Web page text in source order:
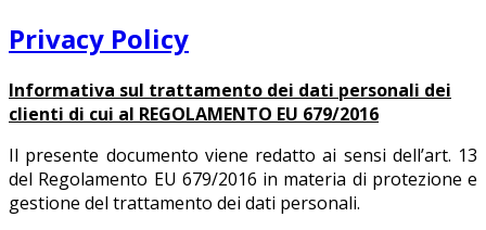
Privacy Policy
Informativa sul trattamento dei dati personali dei
clienti di cui al REGOLAMENTO EU 679/2016
Il presente documento viene redatto ai sensi dell’art. 13
del Regolamento EU 679/2016 in materia di protezione e
gestione del trattamento dei dati personali.